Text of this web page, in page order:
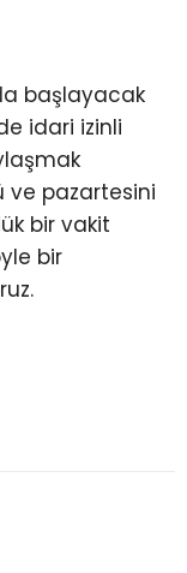
başlayacak
idari izinli
ve pazartesini
bir vakit
bir